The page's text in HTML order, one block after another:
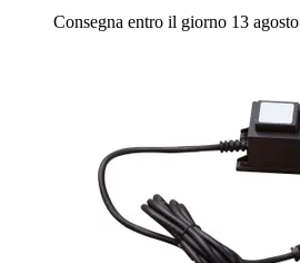
Consegna entro il giorno 13 agosto